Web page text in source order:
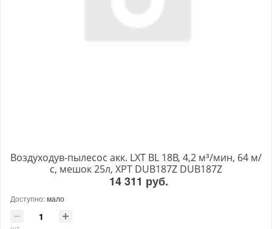
Воздуходув-пылесос акк. LXT BL 18В, 4,2 м³/мин, 64 м/
с, мешок 25л, XPT DUB187Z DUB187Z
14 311 руб.
Доступно:мало